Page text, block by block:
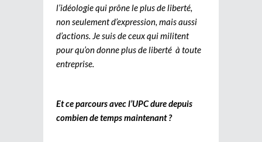
l’idéologie qui prône le plus de liberté,
non seulement d’expression, mais aussi
d’actions. Je suis de ceux qui militent
pour qu’on donne plus de liberté à toute
entreprise.
Et ce parcours avec l’UPC dure depuis
combien de temps maintenant ?